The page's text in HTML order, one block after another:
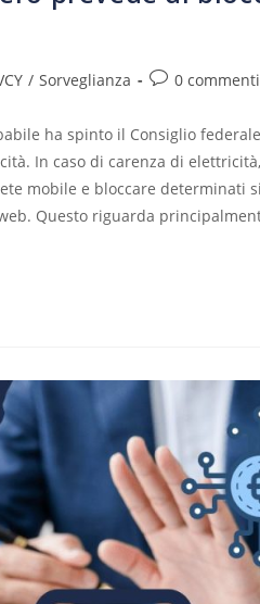
/ Sorveglianza 0 commenti
ha spinto il Consiglio
In caso di carenza di
mobile e bloccare determinati
Questo riguarda